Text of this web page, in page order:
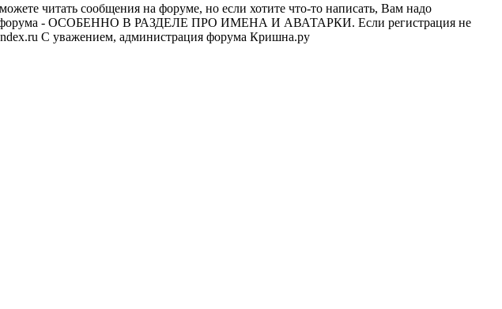
читать сообщения на форуме, но если хотите что-то написать, Вам надо
форума - ОСОБЕННО В РАЗДЕЛЕ ПРО ИМЕНА И АВАТАРКИ. Если регистрация не
С уважением, администрация форума Кришна.ру